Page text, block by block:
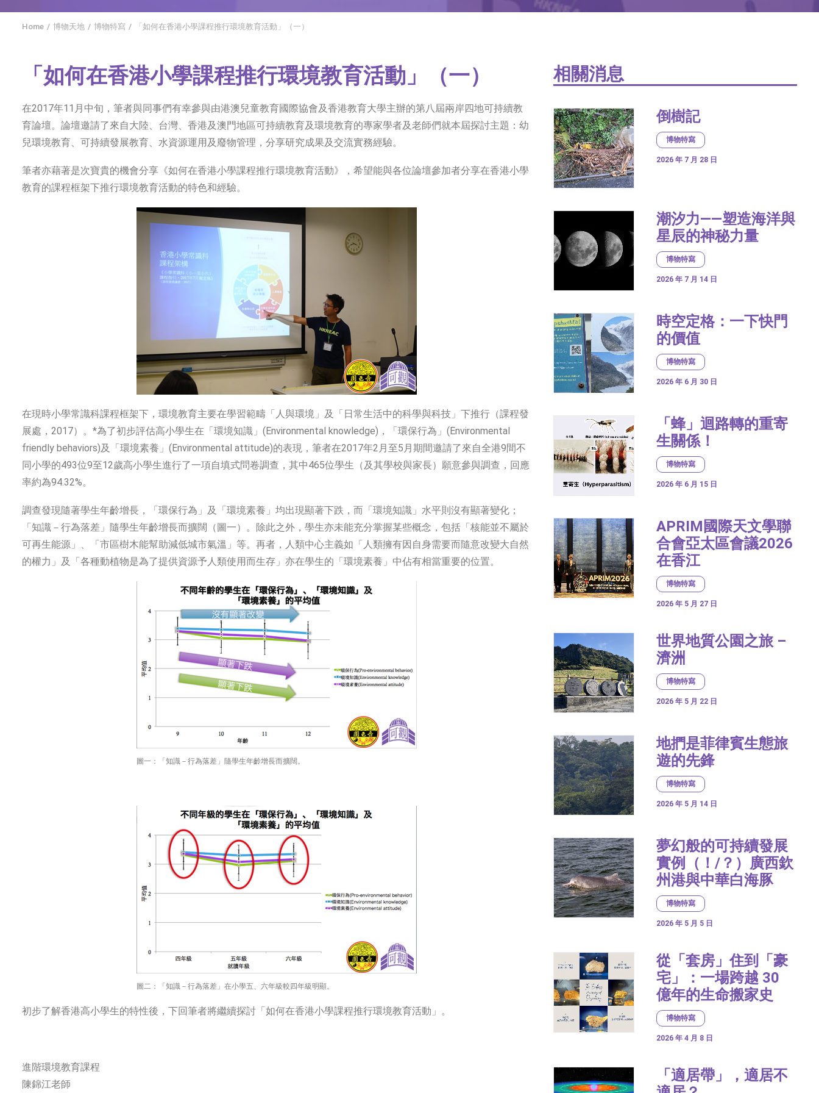
Home 博物天地 博物特寫 「如何在香港小學課程推行環境教育活動」（一）
「如何在香港小學課程推行環境教育活動」（一）
在2017年11月中旬，筆者與同事們有幸參與由港澳兒童教育國際協會及香港教育大學主辦的第八屆兩岸四地可持續教
育論壇。論壇邀請了來自大陸、台灣、香港及澳門地區可持續教育及環境教育的專家學者及老師們就本屆探討主題：幼
兒環境教育、可持續發展教育、水資源運用及廢物管理，分享研究成果及交流實務經驗。
筆者亦藉著是次寶貴的機會分享《如何在香港小學課程推行環境教育活動》，希望能與各位論壇參加者分享在香港小學
教育的課程框架下推行環境教育活動的特色和經驗。
在現時小學常識科課程框架下，環境教育主要在學習範疇「人與環境」及「日常生活中的科學與科技」下推行（課程發
展處，2017）。*為了初步評估高小學生在「環境知識」(Environmental knowledge)，「環保行為」(Environmental
friendly behaviors)及「環境素養」(Environmental attitude)的表現，筆者在2017年2月至5月期間邀請了來自全港9間不
同小學的493位9至12歲高小學生進行了一項自填式問卷調查，其中465位學生（及其學校與家長）願意參與調查，回應
率約為94.32%。
調查發現隨著學生年齡增長，「環保行為」及「環境素養」均出現顯著下跌，而「環境知識」水平則沒有顯著變化；
「知識－行為落差」隨學生年齡增長而擴闊（圖一）。除此之外，學生亦未能充分掌握某些概念，包括「核能並不屬於
可再生能源」、「市區樹木能幫助減低城市氣溫」等。再者，人類中心主義如「人類擁有因自身需要而隨意改變大自然
的權力」及「各種動植物是為了提供資源予人類使用而生存」亦在學生的「環境素養」中佔有相當重要的位置。
圖一：「知識－行為落差」隨學生年齡增長而擴闊。
圖二：「知識－行為落差」在小學五、六年級較四年級明顯。
初步了解香港高小學生的特性後，下回筆者將繼續探討「如何在香港小學課程推行環境教育活動」。
進階環境教育課程
陳錦江老師
相關消息
倒樹記
博物特寫
2026 年 7 月 28 日
潮汐力——塑造海洋與
星辰的神秘力量
博物特寫
2026 年 7 月 14 日
時空定格：一下快門
的價值
博物特寫
2026 年 6 月 30 日
「蜂」迴路轉的重寄
生關係！
博物特寫
2026 年 6 月 15 日
APRIM國際天文學聯
合會亞太區會議2026
在香江
博物特寫
2026 年 5 月 27 日
世界地質公園之旅 –
濟洲
博物特寫
2026 年 5 月 22 日
地捫是菲律賓生態旅
遊的先鋒
博物特寫
2026 年 5 月 14 日
夢幻般的可持續發展
實例（！/？）廣西欽
州港與中華白海豚
博物特寫
2026 年 5 月 5 日
從「套房」住到「豪
宅」：一場跨越 30
億年的生命搬家史
博物特寫
2026 年 4 月 8 日
「適居帶」，適居不